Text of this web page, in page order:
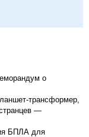
о
трансформер,
—
БПЛА для